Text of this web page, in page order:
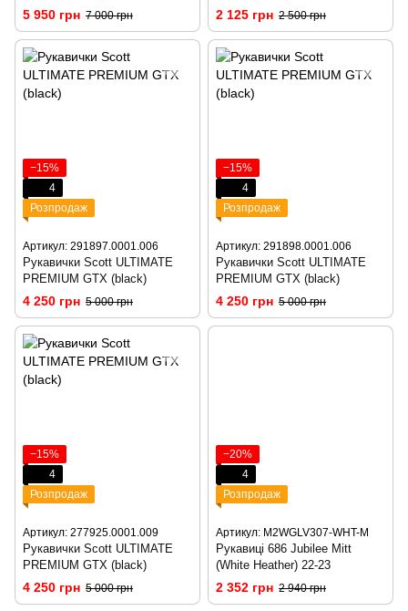
5 950 грн 7 000 грн 2 125 грн 2 500 грн
−15%
4
Розпродаж
Артикул: 291897.0001.006
Рукавички Scott ULTIMATE
PREMIUM GTX (black)
4 250 грн 5 000 грн
−15%
4
Розпродаж
Артикул: 291898.0001.006
Рукавички Scott ULTIMATE
PREMIUM GTX (black)
4 250 грн 5 000 грн
−15%
4
Розпродаж
Артикул: 277925.0001.009
Рукавички Scott ULTIMATE
PREMIUM GTX (black)
4 250 грн 5 000 грн
−20%
4
Розпродаж
Артикул: M2WGLV307-WHT-M
Рукавиці 686 Jubilee Mitt
(White Heather) 22-23
2 352 грн 2 940 грн